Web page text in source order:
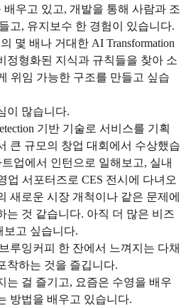
우고 있고, 개발을 통해 사람과 조
고, 유지보수 한 경험이 있습니다.
몇 배나 거대한 AI Transformation
정형화된 지식과 규칙들을 찾아 소
위임 가능한 구조를 만들고 싶습
이 많습니다.
기반 기술로 서비스를 기획
큰 규모의 창업 대회에서 수상했습
업에서 인턴으로 일해보고, 실내
업 서포터즈로 CES 전시에 다녀오
새로운 시장 개척이나 같은 문제에
는 것 같습니다. 아직 더 많은 비즈
보고 싶습니다.
루잉커피 한 잔에서 느껴지는 다채
착하는 것을 즐깁니다.
는 걸 즐기고, 요즘은 수영을 배우
방법을 배우고 있습니다.